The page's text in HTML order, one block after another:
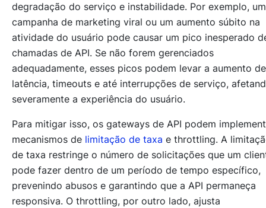
degradação do serviço e instabilidade. Por exemplo,
campanha de marketing viral ou um aumento súbito na
atividade do usuário pode causar um pico inesperado
chamadas de API. Se não forem gerenciados
adequadamente, esses picos podem levar a aumento de
latência, timeouts e até interrupções de serviço,
severamente a experiência do usuário.
Para mitigar isso, os gateways de API podem
mecanismos de limitação de taxa e throttling. A
de taxa restringe o número de solicitações que um
pode fazer dentro de um período de tempo específico,
prevenindo abusos e garantindo que a API permaneça
responsiva. O throttling, por outro lado, ajusta